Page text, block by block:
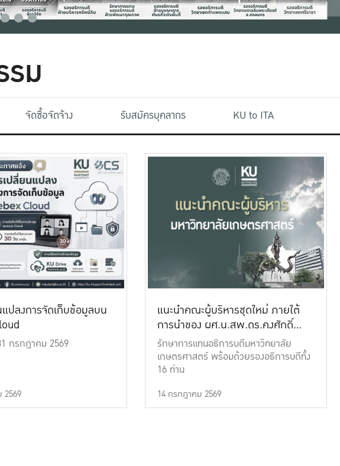
ม
จัดซื้อจัดจ้าง รับสมัครบุคลากร KU to ITA
ปลงการจัดเก็บข้อมูลบน
กรกฎาคม 2569
2569
แนะนำคณะผู้บริหารชุดใหม่ ภายใต้
การนำของ ผศ.น.สพ.ดร.คงศักดิ์
เที่ยงธรรม
รักษาการแทนอธิการบดีมหาวิทยาลัย
เกษตรศาสตร์ พร้อมด้วยรองอธิการบดีทั้ง
16 ท่าน
14 กรกฎาคม 2569